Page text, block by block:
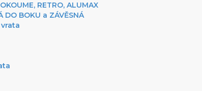
RETRO, ALUMAX
DO BOKU a ZÁVĚSNÁ